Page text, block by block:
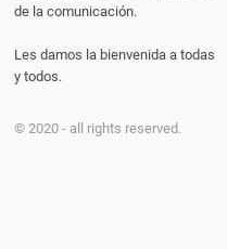
de la comunicación.
Les damos la bienvenida a todas
y todos.
© 2020 - all rights reserved.